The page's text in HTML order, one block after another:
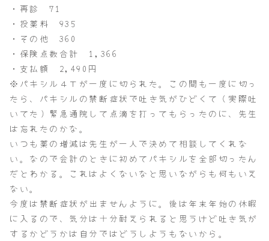
・再診 71
・投薬料 935
・その他 360
・保険点数合計 1,366
・支払額 2,490円
※パキシル４Ｔが一度に切られた。この間も一度に切っ
たら、パキシルの禁断症状で吐き気がひどくて（実際吐
いてた）緊急通院して点滴を打ってもらったのに、先生
は忘れたのかな。
いつも薬の増減は先生が一人で決めて相談してくれな
い。なので会計のときに初めてパキシルを全部切ったん
だとわかる。これはよくないなと思いながらも何もいえ
ない。
今度は禁断症状が出ませんように。後は年末年始の休暇
に入るので、気分は十分耐えられると思うけど吐き気が
するかどうかは自分ではどうしようもないから。